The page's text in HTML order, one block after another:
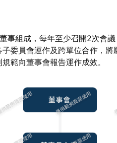
事組成，每年至少召開2次會
委員會運作及跨單位合作，
範向董事會報告運作成效。